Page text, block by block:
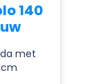
140
met